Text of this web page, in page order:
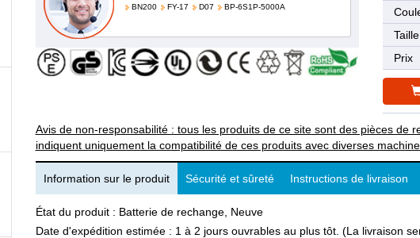
BN200
FY-17 D07 BP-6S1P-5000A
Taille
Prix
Avis de non-responsabilité : tous les produits de ce site sont des pièces de
indiquent uniquement la compatibilité de ces produits avec diverses
Information sur le produit Sécurité et sûreté Instructions de livraison
État du produit : Batterie de rechange, Neuve
Date d'expédition estimée : 1 à 2 jours ouvrables au plus tôt. (La livraison